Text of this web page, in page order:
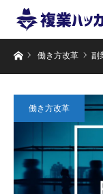
ホーム働き方改革 副
働き方改革